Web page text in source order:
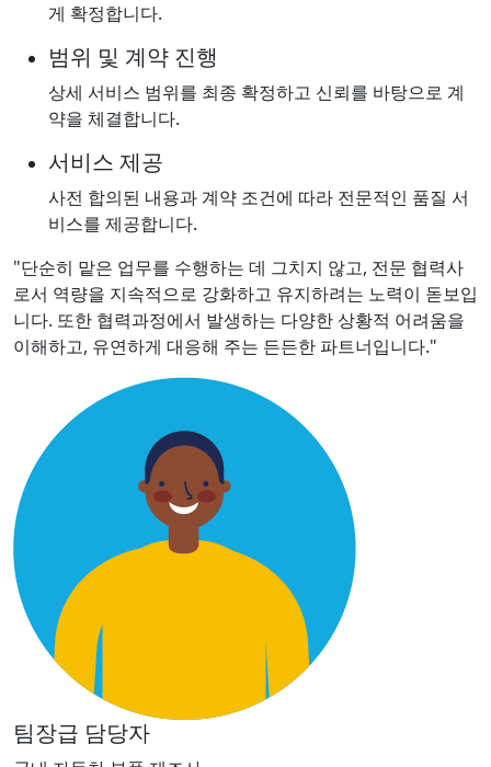
게 확정합니다.
범위 및 계약 진행
상세 서비스 범위를 최종 확정하고 신뢰를 바탕으로 계
약을 체결합니다.
서비스 제공
사전 합의된 내용과 계약 조건에 따라 전문적인 품질 서
비스를 제공합니다.
"단순히 맡은 업무를 수행하는 데 그치지 않고, 전문 협력사
로서 역량을 지속적으로 강화하고 유지하려는 노력이 돋보입
니다. 또한 협력과정에서 발생하는 다양한 상황적 어려움을
이해하고, 유연하게 대응해 주는 든든한 파트너입니다."
팀장급 담당자